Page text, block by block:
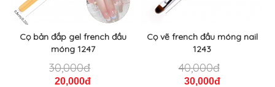
Cọ bản đắp gel french đầu
móng 1247
30,000đ
20,000đ
Cọ vẽ french đầu móng nail
1243
40,000đ
30,000đ